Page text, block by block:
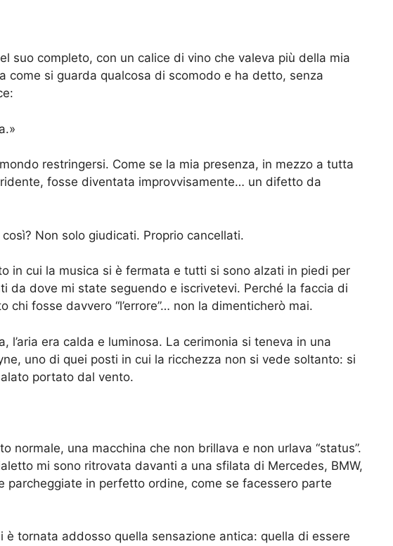
suo completo, con un calice di vino che valeva più della mia
come si guarda qualcosa di scomodo e ha detto, senza
restringersi. Come se la mia presenza, in mezzo a tutta
fosse diventata improvvisamente… un difetto da
Non solo giudicati. Proprio cancellati.
in cui la musica si è fermata e tutti si sono alzati in piedi per
da dove mi state seguendo e iscrivetevi. Perché la faccia di
chi fosse davvero “l’errore”… non la dimenticherò mai.
l’aria era calda e luminosa. La cerimonia si teneva in una
uno di quei posti in cui la ricchezza non si vede soltanto: si
portato dal vento.
normale, una macchina che non brillava e non urlava “status”.
mi sono ritrovata davanti a una sfilata di Mercedes, BMW,
parcheggiate in perfetto ordine, come se facessero parte
è tornata addosso quella sensazione antica: quella di essere